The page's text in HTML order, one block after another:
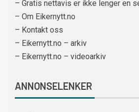
– Gratis nettavis er ikke lenger en
– Om Eikernytt.no
– Kontakt oss
– Eikernytt.no – arkiv
– Eikernytt.no – videoarkiv
ANNONSELENKER